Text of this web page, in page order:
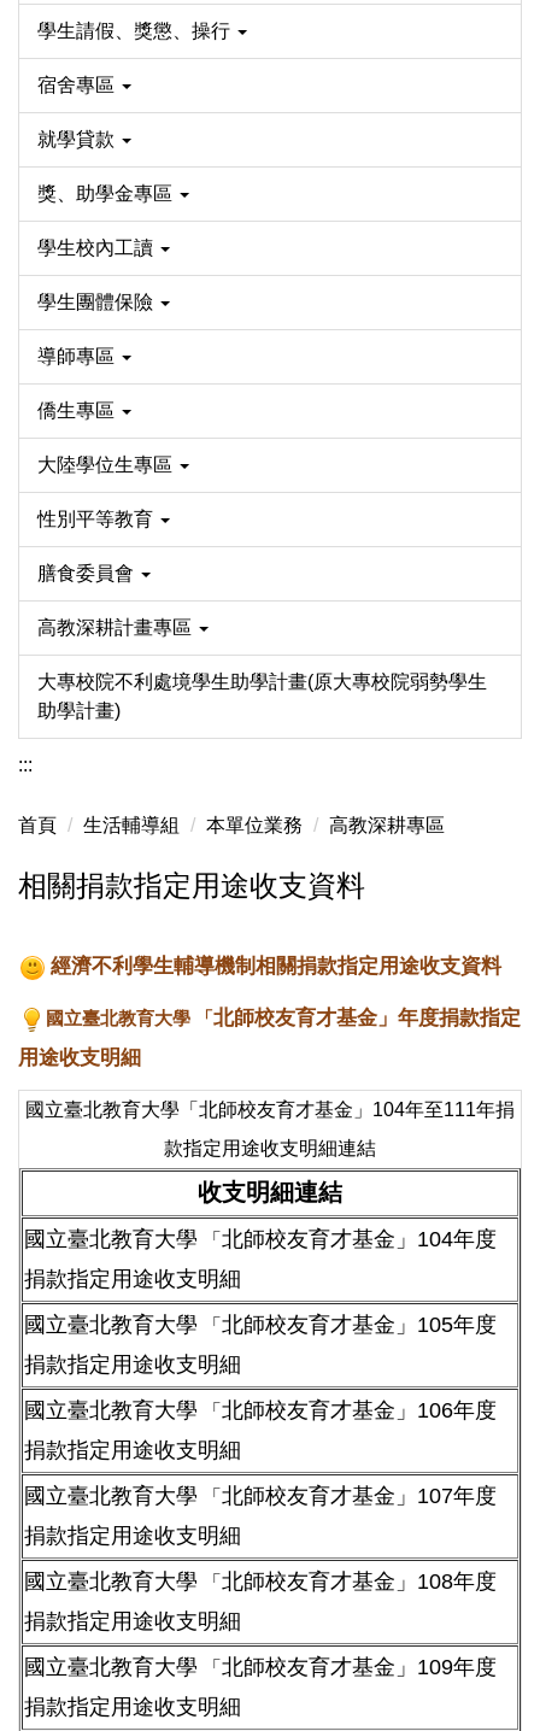
學生請假、獎懲、操行
宿舍專區
就學貸款
獎、助學金專區
學生校內工讀
學生團體保險
導師專區
僑生專區
大陸學位生專區
性別平等教育
膳食委員會
高教深耕計畫專區
大專校院不利處境學生助學計畫(原大專校院弱勢學生
助學計畫)
:::
首頁 生活輔導組 本單位業務 高教深耕專區
相關捐款指定用途收支資料
經濟不利 學生輔導機制相關捐款指定用途收支資料
國立臺北教育大學 「北師校友育才基金」年度捐款指定
用途收支明細
國立臺北教育大學「北師校友育才基金」104年至111年捐
款指定用途收支明細連結
收支明細連結
國立臺北教育大學 「 北師校友育才基金」104年度
捐款指定用途收支明細
國立臺北教育大學 「 北師校友育才基金」105年度
捐款指定用途收支明細
國立臺北教育大學 「 北師校友育才基金」106年度
捐款指定用途收支明細
國立臺北教育大學 「 北師校友育才基金」107年度
捐款指定用途收支明細
國立臺北教育大學 「 北師校友育才基金」108年度
捐款指定用途收支明細
國立臺北教育大學 「 北師校友育才基金」109年度
捐款指定用途收支明細